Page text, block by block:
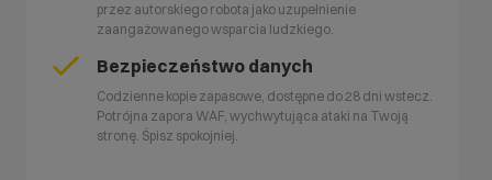
przez autorskiego robota jako uzupełnienie
zaangażowanego wsparcia ludzkiego.
Bezpieczeństwo danych
Codzienne kopie zapasowe, dostępne do 28 dni wstecz.
Potrójna zapora WAF, wychwytująca ataki na Twoją
stronę. Śpisz spokojniej.